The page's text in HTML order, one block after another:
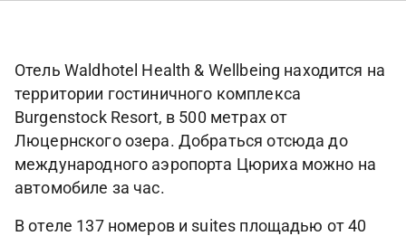
Отель Waldhotel Health & Wellbeing находится на
территории гостиничного комплекса
Burgenstock Resort, в 500 метрах от
Люцернского озера. Добраться отсюда до
международного аэропорта Цюриха можно на
автомобиле за час.
В отеле 137 номеров и suites площадью от 40